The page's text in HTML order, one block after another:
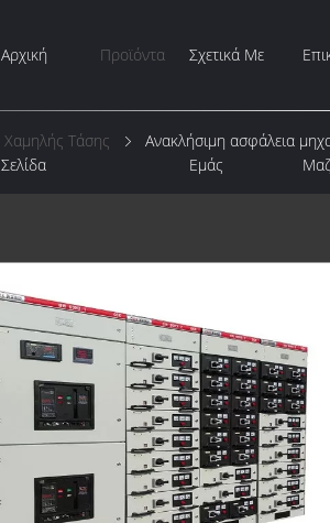
Αρχική
Σελίδα
Προϊόντα Σχετικά Με
Εμάς
Χαμηλής Τάσης Ανακλήσιμη ασφάλεια